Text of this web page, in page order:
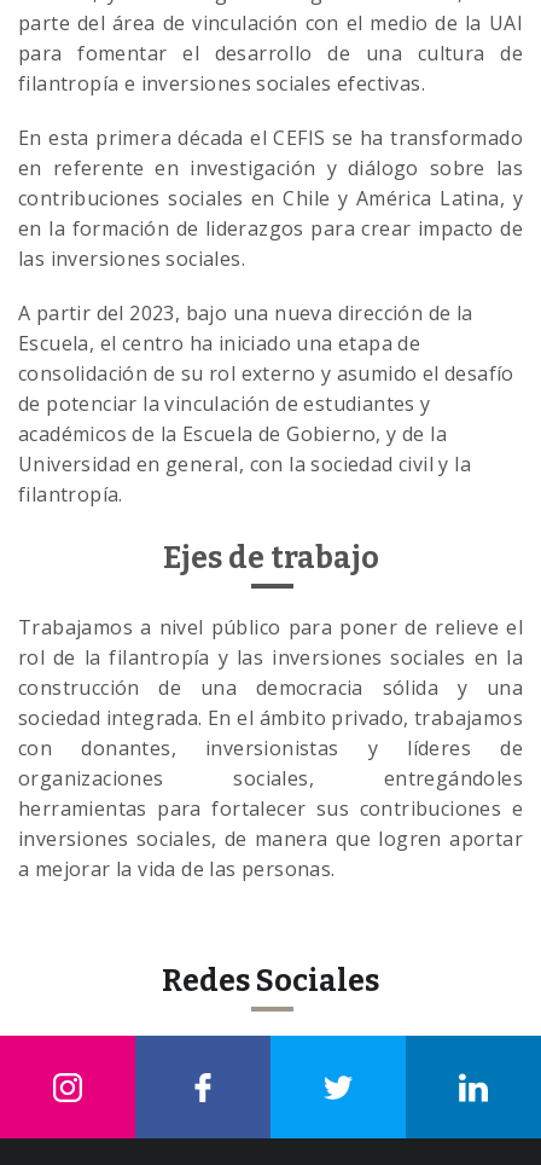
parte del área de vinculación con el medio de la UAI
para fomentar el desarrollo de una cultura de
filantropía e inversiones sociales efectivas.
En esta primera década el CEFIS se ha transformado
en referente en investigación y diálogo sobre las
contribuciones sociales en Chile y América Latina, y
en la formación de liderazgos para crear impacto de
las inversiones sociales.
A partir del 2023, bajo una nueva dirección de la
Escuela, el centro ha iniciado una etapa de
consolidación de su rol externo y asumido el desafío
de potenciar la vinculación de estudiantes y
académicos de la Escuela de Gobierno, y de la
Universidad en general, con la sociedad civil y la
filantropía.
Ejes de trabajo
Trabajamos a nivel público para poner de relieve el
rol de la filantropía y las inversiones sociales en la
construcción de una democracia sólida y una
sociedad integrada. En el ámbito privado, trabajamos
con donantes, inversionistas y líderes de
organizaciones sociales, entregándoles
herramientas para fortalecer sus contribuciones e
inversiones sociales, de manera que logren aportar
a mejorar la vida de las personas.
Redes Sociales